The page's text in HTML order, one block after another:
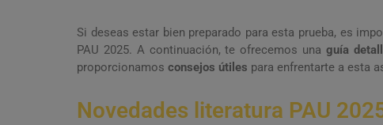
Si deseas estar bien preparado para esta prueba, es
PAU 2025. A continuación, te ofrecemos una guía
proporcionamos consejos útiles para enfrentarte a esta
Novedades literatura PAU